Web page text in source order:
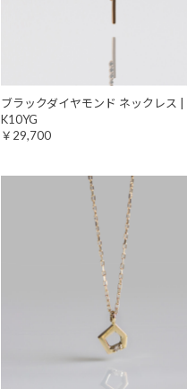
ブラックダイヤモンド ネックレス |
K10YG
￥29,700